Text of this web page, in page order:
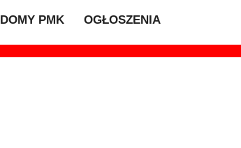
DOMY PMK OGŁOSZENIA